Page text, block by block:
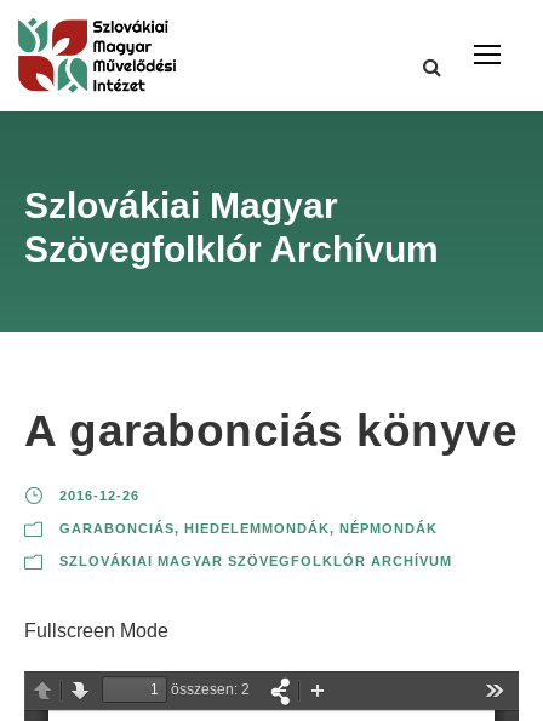
Szlovákiai Magyar
Szövegfolklór Archívum
A garabonciás könyve
2016-12-26
GARABONCIÁS, HIEDELEMMONDÁK, NÉPMONDÁK
SZLOVÁKIAI MAGYAR SZÖVEGFOLKLÓR ARCHÍVUM
Fullscreen Mode